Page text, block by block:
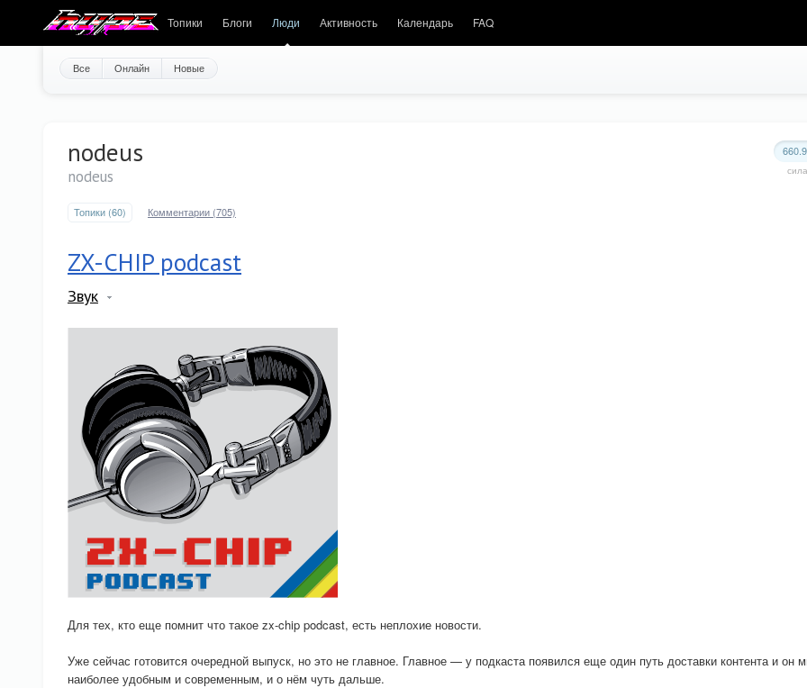
Топики Блоги Люди Активность Календарь FAQ
Все Онлайн Новые
сила
nodeus
nodeus
Топики (60) Комментарии (705)
ZX-CHIP podcast
Звук
Для тех, кто еще помнит что такое zx-chip podcast, есть неплохие новости.
Уже сейчас готовится очередной выпуск, но это не главное. Главное — у подкаста появился еще один путь доставки контента и он
наиболее удобным и современным, и о нём чуть дальше.